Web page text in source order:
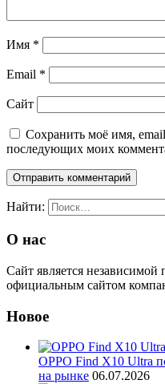
Имя *
Email *
Сайт
Сохранить моё имя, email
последующих моих
Найти:
О нас
Сайт является независимой
официальным сайтом
Новое
OPPO Find X10 Ultra
на рынке 06.07.2026